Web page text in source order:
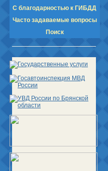
С благодарностью к ГИБДД
Часто задаваемые вопросы
Поиск